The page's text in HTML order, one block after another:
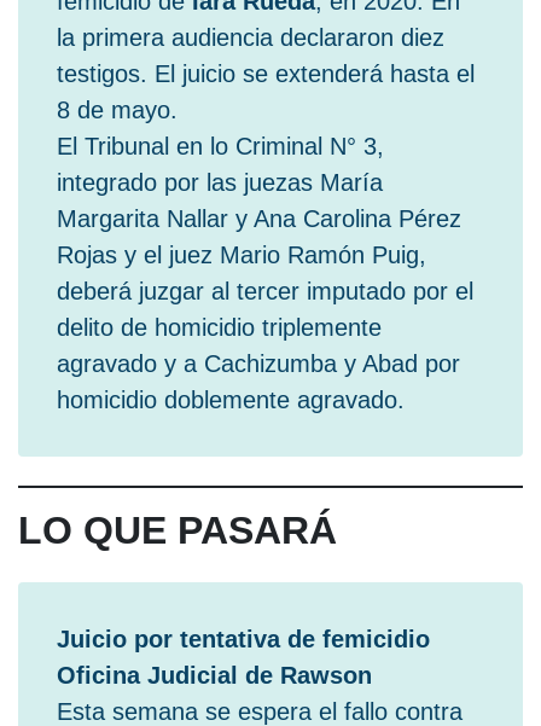
la primera audiencia declararon diez
testigos. El juicio se extenderá hasta el
8 de mayo.
El Tribunal en lo Criminal N° 3,
integrado por las juezas María
Margarita Nallar y Ana Carolina Pérez
Rojas y el juez Mario Ramón Puig,
deberá juzgar al tercer imputado por el
delito de homicidio triplemente
agravado y a Cachizumba y Abad por
homicidio doblemente agravado.
LO QUE PASARÁ
Juicio por tentativa de femicidio
Oficina Judicial de Rawson
Esta semana se espera el fallo contra